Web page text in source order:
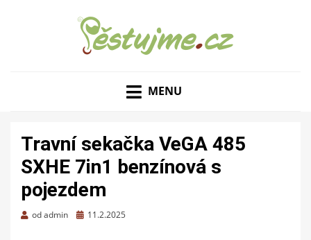
MENU
Travní sekačka VeGA 485
SXHE 7in1 benzínová s
pojezdem
odadmin
Zveřejněno
11.2.2025